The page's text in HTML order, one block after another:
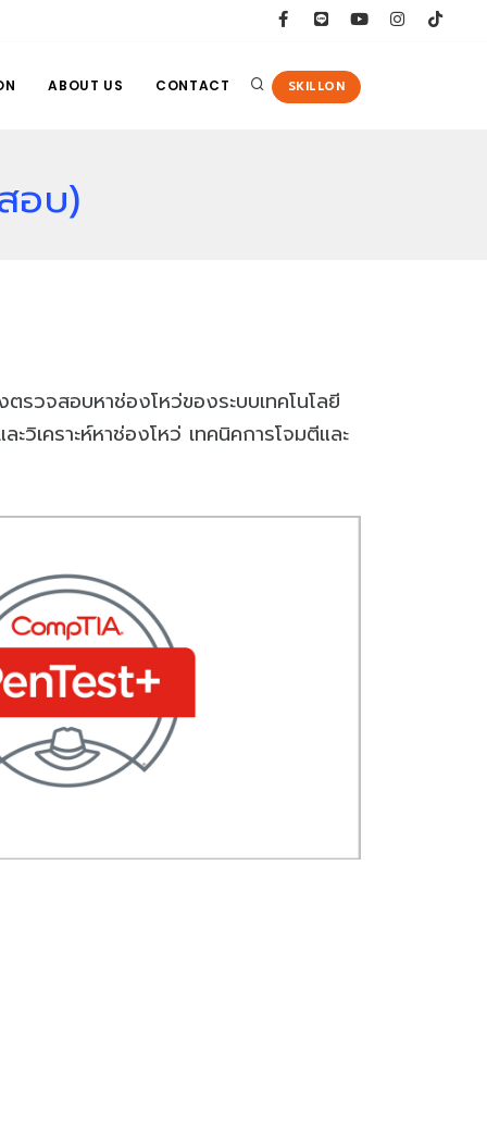
SKILLON
ABOUT US CONTACT
อบ)
รวจสอบหาช่องโหว่ของระบบเทคโนโลยี
วิเคราะห์หาช่องโหว่ เทคนิคการโจมตีและ